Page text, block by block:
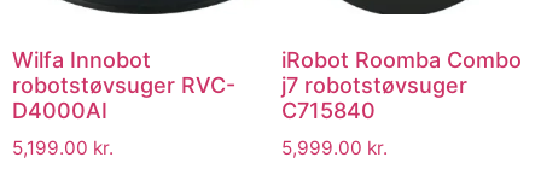
Wilfa Innobot
robotstøvsuger RVC-
D4000AI
5,199.00 kr.
iRobot Roomba Combo
j7 robotstøvsuger
C715840
5,999.00 kr.